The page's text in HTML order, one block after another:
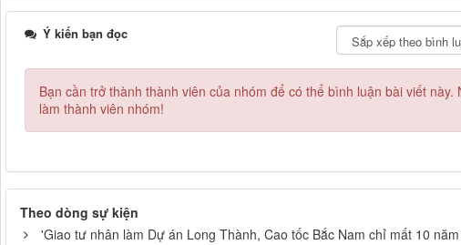
Ý kiến bạn đọc
Bạn cần trở thành thành viên của nhóm để có thể bình luận bài viết này.
làm thành viên nhóm!
Theo dòng sự kiện
'Giao tư nhân làm Dự án Long Thành, Cao tốc Bắc Nam chỉ mất 10